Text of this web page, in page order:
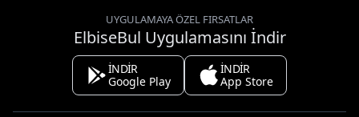
UYGULAMAYA ÖZEL FIRSATLAR
ElbiseBul Uygulamasını İndir
İNDİR
Google Play
İNDİR
App Store